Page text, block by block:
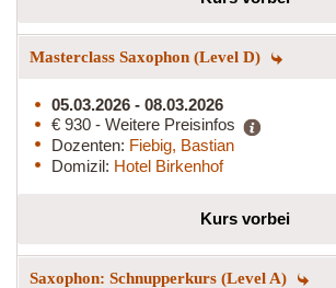
Masterclass Saxophon (Level D)
05.03.2026 - 08.03.2026
€ 930 - Weitere Preisinfos
Dozenten: Fiebig, Bastian
Domizil: Hotel Birkenhof
Kurs vorbei
Saxophon: Schnupperkurs (Level A)